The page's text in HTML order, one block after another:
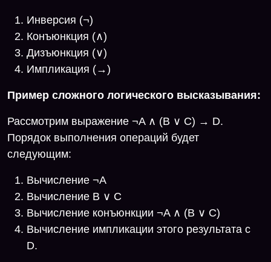
Инверсия (¬)
Конъюнкция (∧)
Дизъюнкция (∨)
Импликация (→)
Пример сложного логического высказывания:
Рассмотрим выражение ¬A ∧ (B ∨ C) → D.
Порядок выполнения операций будет
следующим:
Вычисление ¬A
Вычисление B ∨ C
Вычисление конъюнкции ¬A ∧ (B ∨ C)
Вычисление импликации этого результата с
D.